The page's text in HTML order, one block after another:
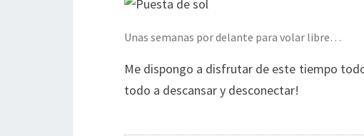
Unas semanas por delante para volar libre…
Me dispongo a disfrutar de este tiempo
todo a descansar y desconectar!